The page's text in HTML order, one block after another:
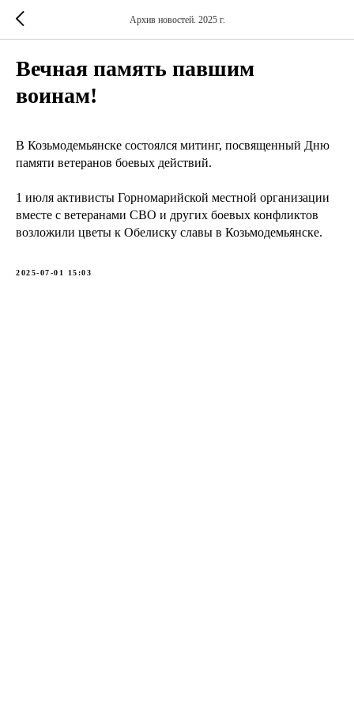
Архив новостей. 2025 г.
Вечная память павшим
воинам!
В Козьмодемьянске состоялся митинг, посвященный Дню
памяти ветеранов боевых действий.
1 июля активисты Горномарийской местной организации
вместе с ветеранами СВО и других боевых конфликтов
возложили цветы к Обелиску славы в Козьмодемьянске.
2025-07-01 15:03